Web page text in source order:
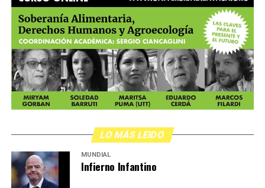
LO MÁS LEIDO
MUNDIAL
Infierno Infantino